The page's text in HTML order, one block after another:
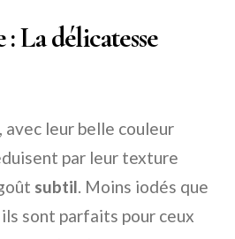
La délicatesse
, avec leur belle couleur
par leur texture
subtil. Moins iodés que
sont parfaits pour ceux